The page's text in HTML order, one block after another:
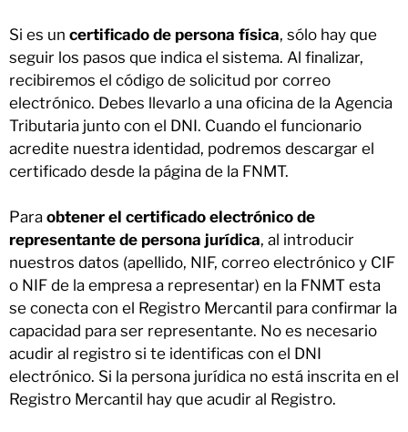
Si es un certificado de persona física, sólo hay que
seguir los pasos que indica el sistema. Al finalizar,
recibiremos el código de solicitud por correo
electrónico. Debes llevarlo a una oficina de la Agencia
Tributaria junto con el DNI. Cuando el funcionario
acredite nuestra identidad, podremos descargar el
certificado desde la página de la FNMT.
Para obtener el certificado electrónico de
representante de persona jurídica, al introducir
nuestros datos (apellido, NIF, correo electrónico y CIF
o NIF de la empresa a representar) en la FNMT esta
se conecta con el Registro Mercantil para confirmar la
capacidad para ser representante. No es necesario
acudir al registro si te identificas con el DNI
electrónico. Si la persona jurídica no está inscrita en el
Registro Mercantil hay que acudir al Registro.